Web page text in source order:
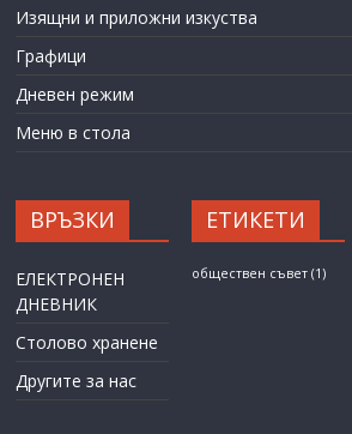
Изящни и приложни изкуства
Графици
Дневен режим
Меню в стола
ВРЪЗКИ
ЕЛЕКТРОНЕН
ДНЕВНИК
Столово хранене
Другите за нас
ЕТИКЕТИ
обществен съвет (1)